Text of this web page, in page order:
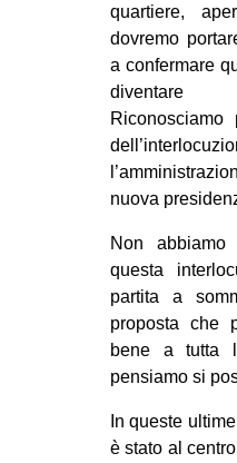
quartiere,
dovremo
a confermare
diventare
Riconosciamo
nuova
Non
questa
partita a
proposta che
bene a tutta
pensiamo si
In queste
è stato al